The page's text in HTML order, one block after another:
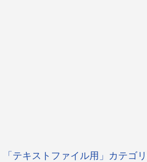
「テキストファイル用」カテゴ